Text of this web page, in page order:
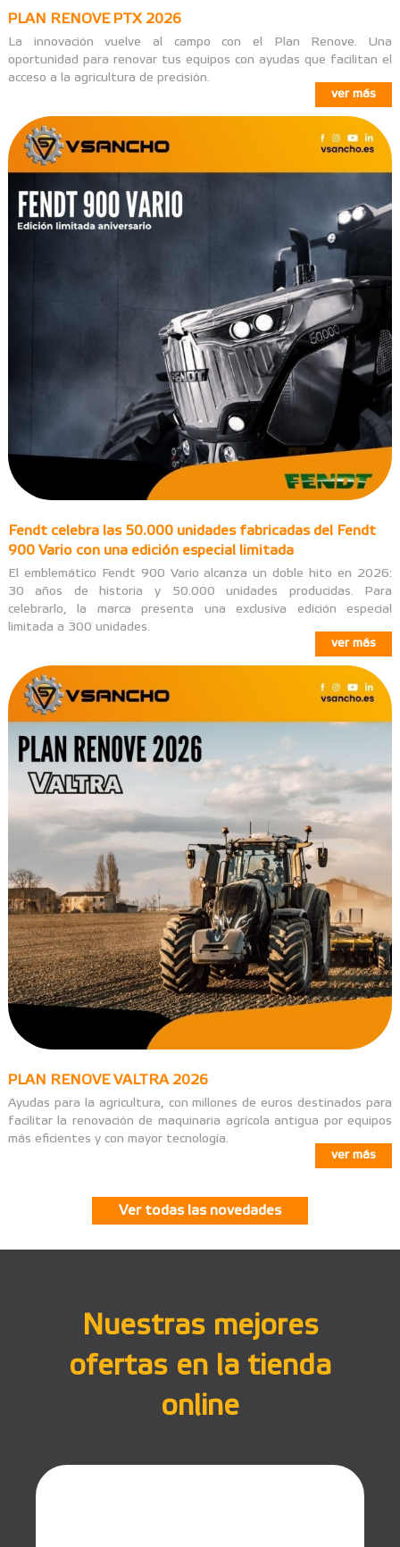
PLAN RENOVE PTX 2026
La innovación vuelve al campo con el Plan Renove. Una
oportunidad para renovar tus equipos con ayudas que facilitan el
acceso a la agricultura de precisión.
ver más
Fendt celebra las 50.000 unidades fabricadas del Fendt
900 Vario con una edición especial limitada
El emblemático Fendt 900 Vario alcanza un doble hito en 2026:
30 años de historia y 50.000 unidades producidas. Para
celebrarlo, la marca presenta una exclusiva edición especial
limitada a 300 unidades.
ver más
PLAN RENOVE VALTRA 2026
Ayudas para la agricultura, con millones de euros destinados para
facilitar la renovación de maquinaria agrícola antigua por equipos
más eficientes y con mayor tecnología.
ver más
Ver todas las novedades
Nuestras mejores
ofertas en la tienda
online